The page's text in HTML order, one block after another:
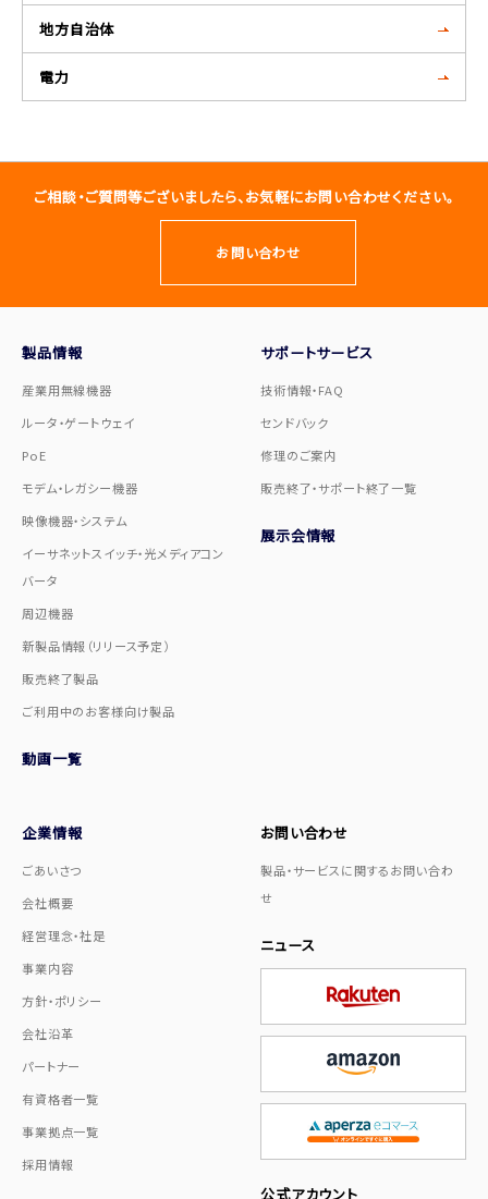
地方自治体
電力
ご相談・ご質問等ございましたら、お気軽にお問い合わせください。
お問い合わせ
製品情報
産業用無線機器
ルータ・ゲートウェイ
PoE
モデム・レガシー機器
映像機器・システム
イーサネットスイッチ・光メディアコン
バータ
周辺機器
新製品情報（リリース予定）
販売終了製品
ご利用中のお客様向け製品
動画一覧
サポートサービス
技術情報・FAQ
センドバック
修理のご案内
販売終了・サポート終了一覧
展示会情報
企業情報
ごあいさつ
会社概要
経営理念・社是
事業内容
方針・ポリシー
会社沿革
パートナー
有資格者一覧
事業拠点一覧
採用情報
お問い合わせ
製品・サービスに関するお問い合わ
せ
ニュース
公式アカウント